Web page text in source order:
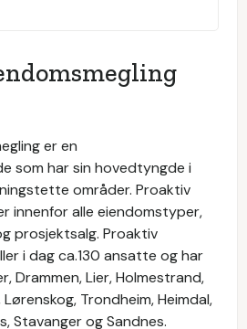
er en
som har sin hovedtyngde i
områder. Proaktiv
innenfor alle eiendomstyper,
prosjektsalg. Proaktiv
i dag ca.130 ansatte og har
Drammen, Lier, Holmestrand,
Trondheim, Heimdal,
Stavanger og Sandnes.